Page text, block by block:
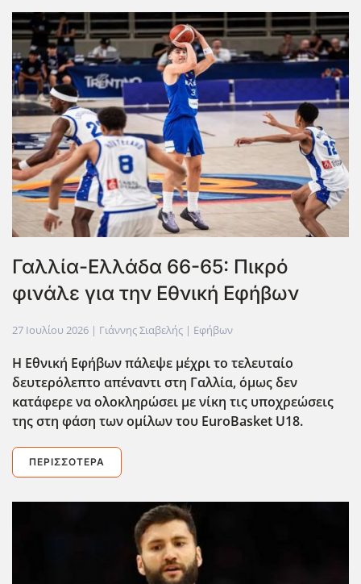
Γαλλία-Ελλάδα 66-65: Πικρό
φινάλε για την Εθνική Εφήβων
27 Ιουλίου 2026 | Γιάννης Σιαβελής | Εφήβων
Η Εθνική Εφήβων πάλεψε μέχρι το τελευταίο
δευτερόλεπτο απέναντι στη Γαλλία, όμως δεν
κατάφερε να ολοκληρώσει με νίκη τις υποχρεώσεις
της στη φάση των ομίλων του EuroBasket U18.
ΠΕΡΙΣΣΌΤΕΡΑ